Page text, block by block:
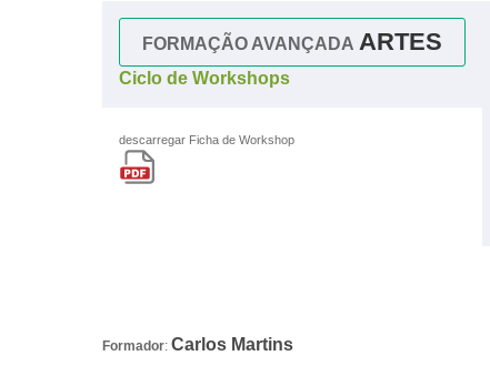
FORMAÇÃO AVANÇADA ARTES
Ciclo de Workshops
descarregar Ficha de Workshop
Formador: Carlos Martins